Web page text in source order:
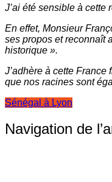
J’ai été sensible à cette
En effet, Monsieur
ses propos et reconnaît
historique ».
J’adhère à cette
que nos racines sont
Sénégal à Lyon
Navigation de